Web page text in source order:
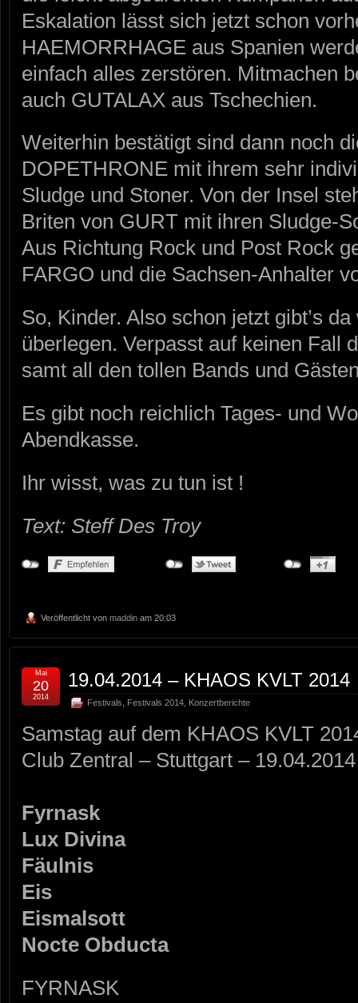
Eskalation lässt sich jetzt schon
HAEMORRHAGE aus Spanien
einfach alles zerstören. Mitmachen
auch GUTALAX aus Tschechien.
Weiterhin bestätigt sind dann noch
DOPETHRONE mit ihrem sehr
Sludge und Stoner. Von der Insel
Briten von GURT mit ihren Sludge-
Aus Richtung Rock und Post Rock
FARGO und die Sachsen-Anhalter
So, Kinder. Also schon jetzt gibt’s
überlegen. Verpasst auf keinen Fall
samt all den tollen Bands und
Es gibt noch reichlich Tages- und
Abendkasse.
Ihr wisst, was zu tun ist !
Text: Steff Des Troy
Veröffentlicht von maddin am 20:03
19.04.2014 – KHAOS KVLT 2014
Festivals Festivals 2014 Konzertberichte
Mai
20
2014
Samstag auf dem KHAOS KVLT
Club Zentral – Stuttgart – 19.04.2014
Fyrnask
Lux Divina
Fäulnis
Eis
Eismalsott
Nocte Obducta
FYRNASK